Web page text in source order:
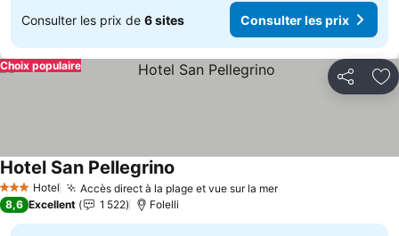
Consulter les prix de 6 sites Consulter les prix
Partager
Choix populaire
3 ÉtoilesHotel Accès direct à la plage et vue sur la merConsulter les prix
Hotel San Pellegrino
8,6 Excellent 1 522 Folelli